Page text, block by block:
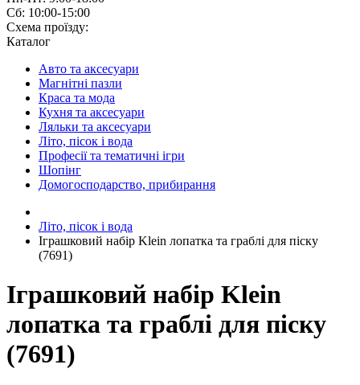
Сб: 10:00-15:00
Схема проїзду:
Каталог
Авто та аксесуари
Магнітні пазли
Краса та мода
Кухня та аксесуари
Ляльки та аксесуари
Літо, пісок і вода
Професії та тематичні ігри
Шопінг
Домогосподарство, прибирання
Літо, пісок і вода
Іграшковий набір Klein лопатка та граблі для піску
(7691)
Іграшковий набір Klein
лопатка та граблі для піску
(7691)